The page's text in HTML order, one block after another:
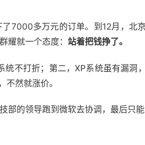
7000多万元的订单。到12月，北
耀就一个态度： 站着把钱挣了。
不打折；第二，XP系统虽有漏洞
然就涨价。
部的领导跑到微软去协调，最后只